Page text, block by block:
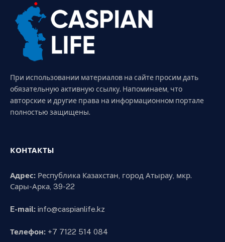
При использовании материалов на сайте просим дать
обязательную активную ссылку. Напоминаем, что
авторские и другие права на информационном портале
полностью защищены.
КОНТАКТЫ
Адрес: Республика Казахстан, город Атырау, мкр.
Сары-Арка, 39-22
E-mail: info@caspianlife.kz
Телефон: +7 7122 514 084